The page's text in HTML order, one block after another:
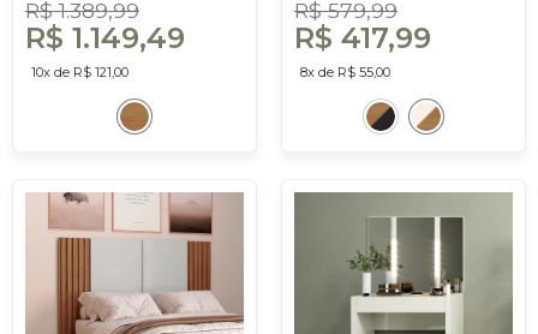
R$ 1.389,99
R$ 1.149,49
10x de R$ 121,00
R$ 579,99
R$ 417,99
8x de R$ 55,00